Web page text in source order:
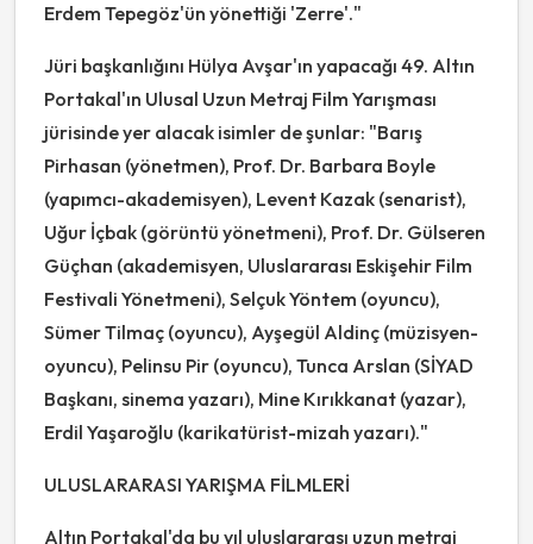
Erdem Tepegöz'ün yönettiği 'Zerre'."
Jüri başkanlığını Hülya Avşar'ın yapacağı 49. Altın
Portakal'ın Ulusal Uzun Metraj Film Yarışması
jürisinde yer alacak isimler de şunlar: "Barış
Pirhasan (yönetmen), Prof. Dr. Barbara Boyle
(yapımcı-akademisyen), Levent Kazak (senarist),
Uğur İçbak (görüntü yönetmeni), Prof. Dr. Gülseren
Güçhan (akademisyen, Uluslararası Eskişehir Film
Festivali Yönetmeni), Selçuk Yöntem (oyuncu),
Sümer Tilmaç (oyuncu), Ayşegül Aldinç (müzisyen-
oyuncu), Pelinsu Pir (oyuncu), Tunca Arslan (SİYAD
Başkanı, sinema yazarı), Mine Kırıkkanat (yazar),
Erdil Yaşaroğlu (karikatürist-mizah yazarı)."
ULUSLARARASI YARIŞMA FİLMLERİ
Altın Portakal'da bu yıl uluslararası uzun metraj